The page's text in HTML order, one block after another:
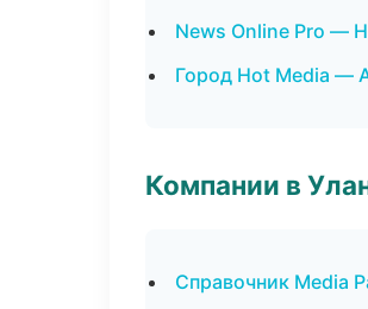
News Online Pro —
Город Hot Media —
Компании в
Справочник Media